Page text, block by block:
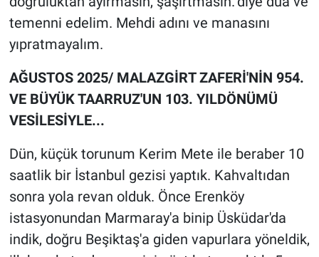
temenni edelim. Mehdi adını ve manasını
yıpratmayalım.
AĞUSTOS 2025/ MALAZGİRT ZAFERİ'NİN 954.
VE BÜYÜK TAARRUZ'UN 103. YILDÖNÜMÜ
VESİLESİYLE...
Dün, küçük torunum Kerim Mete ile beraber 10
saatlik bir İstanbul gezisi yaptık. Kahvaltıdan
sonra yola revan olduk. Önce Erenköy
istasyonundan Marmaray'a binip Üsküdar'da
indik, doğru Beşiktaş'a giden vapurlara yöneldik,